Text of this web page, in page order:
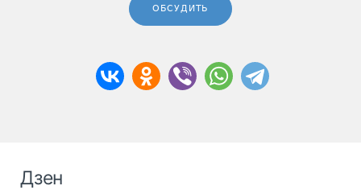
ОБСУДИТЬ
Дзен